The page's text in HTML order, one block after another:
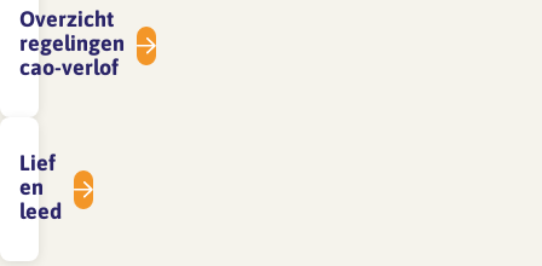
Overzicht
regelingen
cao-verlof
Lief
en
leed